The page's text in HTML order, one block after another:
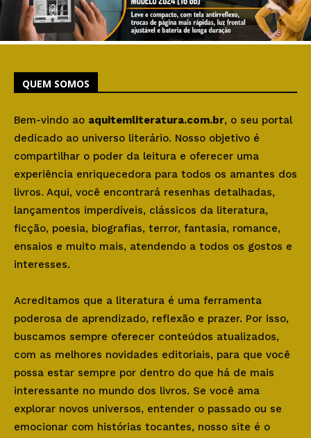
QUEM SOMOS
Bem-vindo ao aquitemliteratura.com.br, o seu portal
dedicado ao universo literário. Nosso objetivo é
compartilhar o poder da leitura e oferecer uma
experiência enriquecedora para todos os amantes dos
livros. Aqui, você encontrará resenhas detalhadas,
lançamentos imperdíveis, clássicos da literatura,
ficção, poesia, biografias, terror, fantasia, romance,
ensaios e muito mais, atendendo a todos os gostos e
interesses.
Acreditamos que a literatura é uma ferramenta
poderosa de aprendizado, reflexão e prazer. Por isso,
buscamos sempre oferecer conteúdos atualizados,
com as melhores novidades editoriais, para que você
possa estar sempre por dentro do que há de mais
interessante no mundo dos livros. Se você ama
explorar novos universos, entender o passado ou se
emocionar com histórias tocantes, nosso site é o